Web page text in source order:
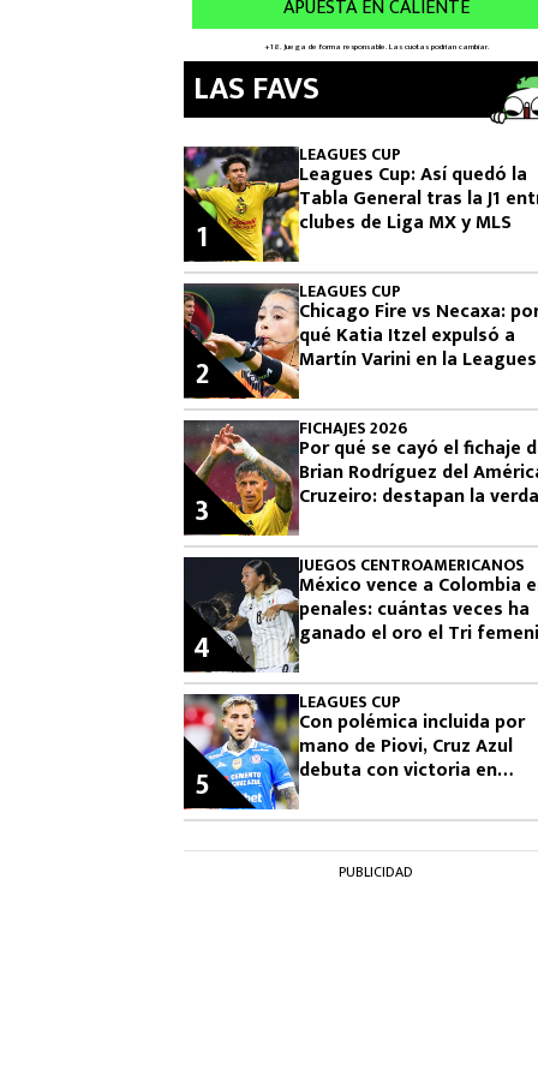
LAS FAVS
LEAGUES CUP
Leagues Cup: Así quedó la
Tabla General tras la J1
clubes de Liga MX y MLS
1
LEAGUES CUP
Chicago Fire vs Necaxa:
qué Katia Itzel expulsó a
Martín Varini en la Leagues
2
FICHAJES 2026
Por qué se cayó el fichaje
Brian Rodríguez del
Cruzeiro: destapan la
3
JUEGOS CENTROAMERICANOS
México vence a Colombia
penales: cuántas veces ha
ganado el oro el Tri
Centroamericanos
4
LEAGUES CUP
Con polémica incluida por
mano de Piovi, Cruz Azul
debuta con victoria en
jugar
5
PUBLICIDAD